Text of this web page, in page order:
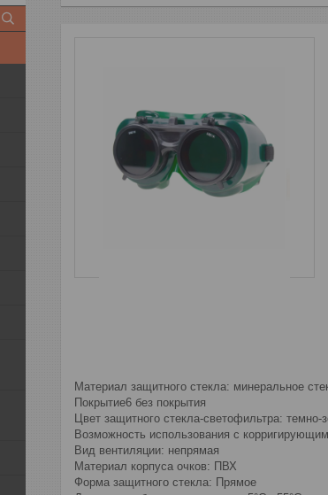
Материал защитного стекла: минеральное
Покрытие6 без покрытия
Цвет защитного стекла-светофильтра: темно-
Возможность использования с
Вид вентиляции: непрямая
Материал корпуса очков: ПВХ
Форма защитного стекла: Прямое